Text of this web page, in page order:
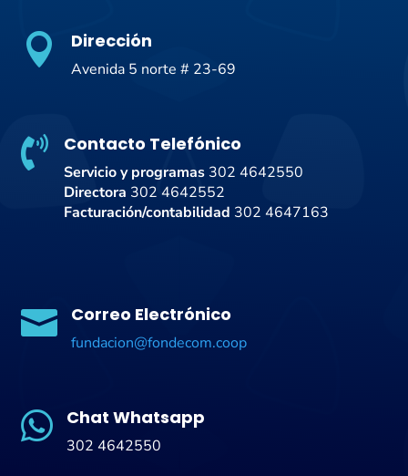
 Dirección
Avenida 5 norte # 23-69
 Contacto Telefónico
Servicio y programas302 4642550
Directora 302 4642552
Facturación/contabilidad 302 4647163
 Correo Electrónico
fundacion@fondecom.coop
 Chat Whatsapp
302 4642550